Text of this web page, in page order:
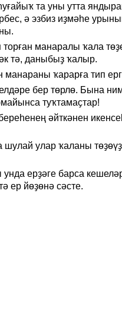
та уны утта
ə эзбиз иҙмəһе
манаралы ҡала
тə, даныбыҙ ҡалыр.
ҡарарға тип
бер тɵрлɵ. Бына
туҡтамаҫтар!
əйткəнен
улар ҡаланы
ерҙəге барса
ер йɵҙɵнə сəсте.